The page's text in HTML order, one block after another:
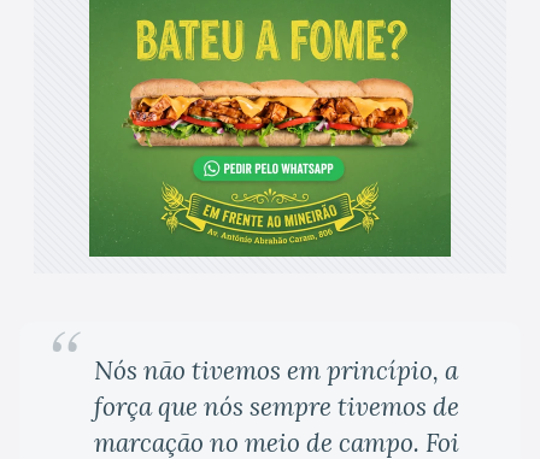
Nós não tivemos em princípio, a
força que nós sempre tivemos de
marcação no meio de campo. Foi